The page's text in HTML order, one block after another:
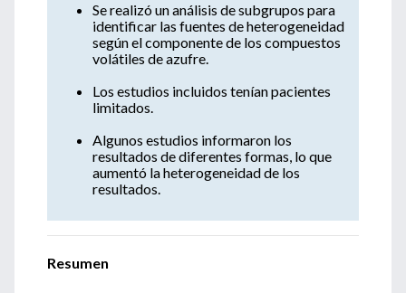
Se realizó un análisis de subgrupos para
identificar las fuentes de heterogeneidad
según el componente de los compuestos
volátiles de azufre.
Los estudios incluidos tenían pacientes
limitados.
Algunos estudios informaron los
resultados de diferentes formas, lo que
aumentó la heterogeneidad de los
resultados.
Resumen